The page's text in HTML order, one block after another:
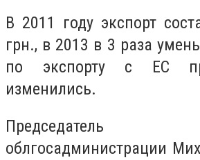
В 2011 году экспорт
грн., в 2013 в 3 раза
по экспорту с ЕС
изменились.
Председатель
облгосадминистрации